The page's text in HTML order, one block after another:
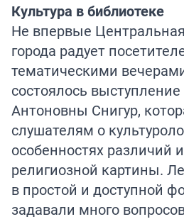
Культура в библиотеке
Не впервые
города радует
тематическими
состоялось
Антоновны Снигур,
слушателям о
особенностях различий
религиозной картины.
в простой и доступной
задавали много